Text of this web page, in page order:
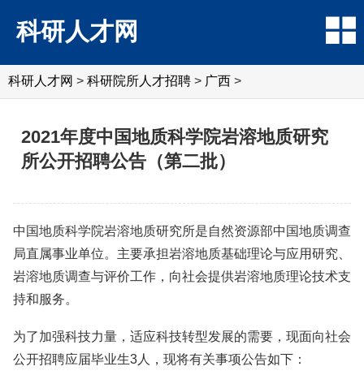
科研人才网
科研人才网 > 科研院所人才招聘 > 广西 >
2021年度中国地质科学院岩溶地质研究
所公开招聘公告（第二批）
中国地质科学院岩溶地质研究所是自然资源部中国地质调查
局直属事业单位。主要承担岩溶地质基础理论与应用研究、
岩溶地质调查与评价工作，向社会提供岩溶地质理论技术支
持和服务。
为了加强科技力量，适应科技转型发展的需要，现面向社会
公开招聘应届毕业生3人，现将有关事项公告如下：